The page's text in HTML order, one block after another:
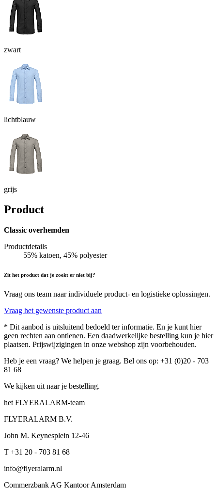
zwart
lichtblauw
grijs
Product
Classic overhemden
Productdetails
55% katoen, 45% polyester
Zit het product dat je zoekt er niet bij?
Vraag ons team naar individuele product- en logistieke oplossingen.
Vraag het gewenste product aan
* Dit aanbod is uitsluitend bedoeld ter informatie. En je kunt hier
geen rechten aan ontlenen. Een daadwerkelijke bestelling kun je hier
plaatsen. Prijswijzigingen in onze webshop zijn voorbehouden.
Heb je een vraag? We helpen je graag. Bel ons op: +31 (0)20 - 703
81 68
We kijken uit naar je bestelling.
het FLYERALARM-team
FLYERALARM B.V.
John M. Keynesplein 12-46
T +31 20 - 703 81 68
info@flyeralarm.nl
Commerzbank AG Kantoor Amsterdam